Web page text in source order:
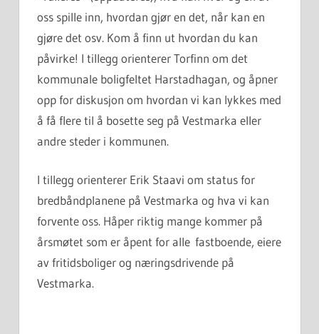
oss spille inn, hvordan gjør en det, når kan en
gjøre det osv. Kom å finn ut hvordan du kan
påvirke! I tillegg orienterer Torfinn om det
kommunale boligfeltet Harstadhagan, og åpner
opp for diskusjon om hvordan vi kan lykkes med
å få flere til å bosette seg på Vestmarka eller
andre steder i kommunen.
I tillegg orienterer Erik Staavi om status for
bredbåndplanene på Vestmarka og hva vi kan
forvente oss. Håper riktig mange kommer på
årsmøtet som er åpent for alle fastboende, eiere
av fritidsboliger og næringsdrivende på
Vestmarka.